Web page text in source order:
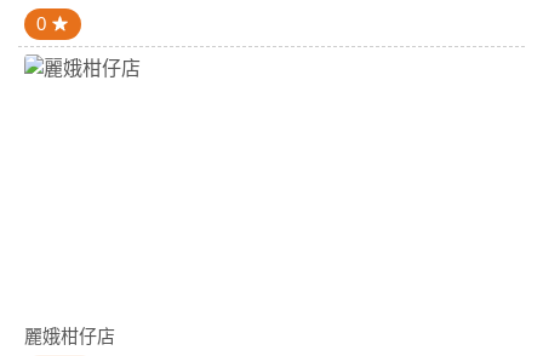
0
麗娥柑仔店